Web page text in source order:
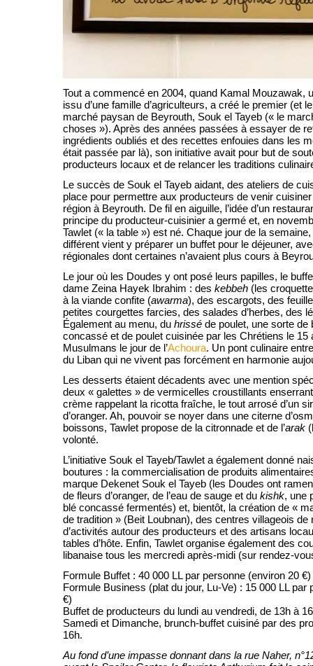
Tout a commencé en 2004, quand Kamal Mouzawak,
issu d’une famille d’agriculteurs, a créé le premier (et
marché paysan de Beyrouth, Souk el Tayeb (« le
choses »). Après des années passées à essayer de
ingrédients oubliés et des recettes enfouies dans les
était passée par là), son initiative avait pour but de
producteurs locaux et de relancer les traditions
Le succès de Souk el Tayeb aidant, des ateliers de
place pour permettre aux producteurs de venir
région à Beyrouth. De fil en aiguille, l’idée d’un
principe du producteur-cuisinier a germé et, en
Tawlet (« la table ») est né. Chaque jour de la
différent vient y préparer un buffet pour le déjeuner,
régionales dont certaines n’avaient plus cours à
Le jour où les Doudes y ont posé leurs papilles, le
dame Zeina Hayek Ibrahim : des kebbeh (les
à la viande confite (awarma), des escargots, des
petites courgettes farcies, des salades d’herbes, des
Également au menu, du hrissé de poulet, une sorte de
concassé et de poulet cuisinée par les Chrétiens le 15
Musulmans le jour de l’Achoura. Un pont culinaire
du Liban qui ne vivent pas forcément en harmonie
Les desserts étaient décadents avec une mention
deux « galettes » de vermicelles croustillants
crème rappelant la ricotta fraîche, le tout arrosé d’un
d’oranger. Ah, pouvoir se noyer dans une citerne
boissons, Tawlet propose de la citronnade et de l’arak
volonté.
L’initiative Souk el Tayeb/Tawlet a également donné
boutures : la commercialisation de produits
marque Dekenet Souk el Tayeb (les Doudes ont
de fleurs d’oranger, de l’eau de sauge et du kishk, une
blé concassé fermentés) et, bientôt, la création de «
de tradition » (Beit Loubnan), des centres villageois de
d’activités autour des producteurs et des artisans
tables d’hôte. Enfin, Tawlet organise également des
libanaise tous les mercredi après-midi (sur rendez-
Formule Buffet : 40 000 LL par personne (environ 20 €)
Formule Business (plat du jour, Lu-Ve) : 15 000 LL par
€)
Buffet de producteurs du lundi au vendredi, de 13h à
Samedi et Dimanche, brunch-buffet cuisiné par des
16h.
Au fond d’une impasse donnant dans la rue Naher,